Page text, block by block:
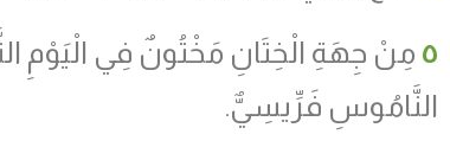
٥ مِنْ جِهَةِ الْخِتَانِ مَخْتُونٌ فِي الْيَوْمِ
النَّامُوسِ فَرِّيسِيٌّ.